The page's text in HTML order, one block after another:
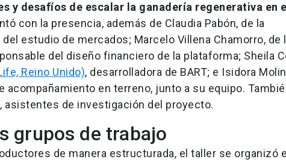
y desafíos de escalar la ganadería regenerativa en el
con la presencia, además de Claudia Pabón, de la
estudio de mercados; Marcelo Villena Chamorro, de
del diseño financiero de la plataforma; Sheila
Reino Unido), desarrolladora de BART; e Isidora
acompañamiento en terreno, junto a su equipo.
asistentes de investigación del proyecto.
grupos de trabajo
de manera estructurada, el taller se organizó